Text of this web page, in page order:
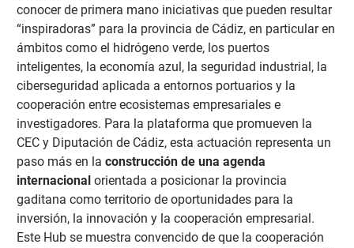
conocer de primera mano iniciativas que pueden resultar
“inspiradoras” para la provincia de Cádiz, en particular en
ámbitos como el hidrógeno verde, los puertos
inteligentes, la economía azul, la seguridad industrial, la
ciberseguridad aplicada a entornos portuarios y la
cooperación entre ecosistemas empresariales e
investigadores. Para la plataforma que promueven la
CEC y Diputación de Cádiz, esta actuación representa un
paso más en la construcción de una agenda
internacionalorientada a posicionar la provincia
gaditana como territorio de oportunidades para la
inversión, la innovación y la cooperación empresarial.
Este Hub se muestra convencido de que la cooperación